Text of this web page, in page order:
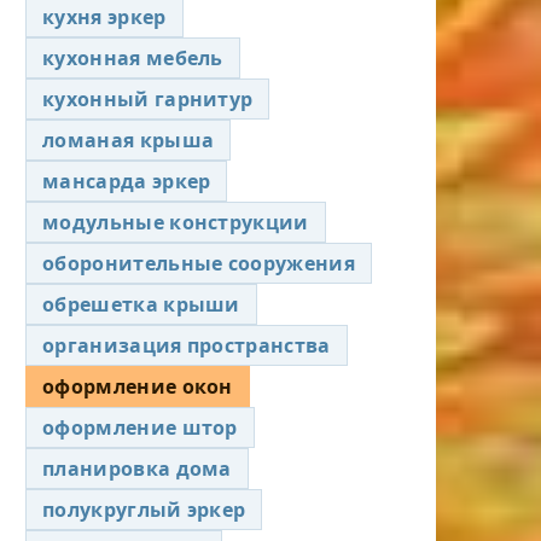
кухня эркер
кухонная мебель
кухонный гарнитур
ломаная крыша
мансарда эркер
модульные конструкции
оборонительные сооружения
обрешетка крыши
организация пространства
оформление окон
оформление штор
планировка дома
полукруглый эркер